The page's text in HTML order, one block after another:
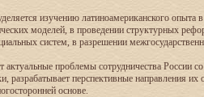
изучению латиноамериканского опыта в
моделей, в проведении структурных
систем, в разрешении
актуальные проблемы сотрудничества России
разрабатывает перспективные направления их
основе.